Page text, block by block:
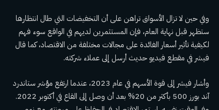
وفي حين لا تزال الأسواق تراهن على أن التخفيضات التي طال انتظارها
ستظهر قبل نهاية العام، فإن المستثمرين لديهم في الواقع سوء فهم
لكيفية تأثير أسعار الفائدة على مجالات مختلفة من الاقتصاد، كما قال
فيشر في مقطع فيديو حديث أرسل إلى عملاء شركته.
وأشار فيشر إلى قوة الأسهم في عام 2023، عندما ارتفع مؤشر ستاندرد
آند بورز 500 بأكثر من 20% بعد أن وصل إلى القاع في أكتوبر 2022.